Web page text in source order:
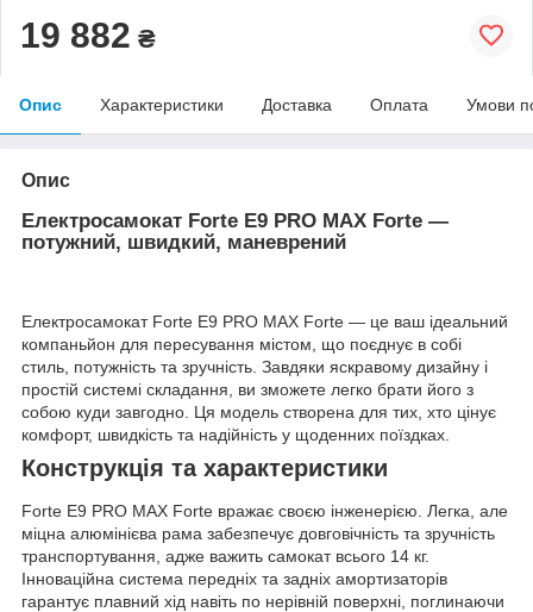
19 882 ₴
Опис Характеристики Доставка Оплата Умови
Опис
Електросамокат Forte E9 PRO MAX Forte —
потужний, швидкий, маневрений
Електросамокат Forte E9 PRO MAX Forte — це ваш ідеальний
компаньйон для пересування містом, що поєднує в собі
стиль, потужність та зручність. Завдяки яскравому дизайну і
простій системі складання, ви зможете легко брати його з
собою куди завгодно. Ця модель створена для тих, хто цінує
комфорт, швидкість та надійність у щоденних поїздках.
Конструкція та характеристики
Forte E9 PRO MAX Forte вражає своєю інженерією. Легка, але
міцна алюмінієва рама забезпечує довговічність та зручність
транспортування, адже важить самокат всього 14 кг.
Інноваційна система передніх та задніх амортизаторів
гарантує плавний хід навіть по нерівній поверхні, поглинаючи